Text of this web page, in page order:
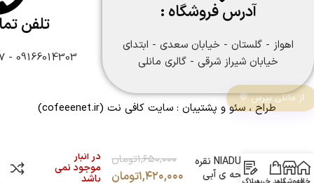
آدرس فروشگاه :
اهواز - گلستان - خیابان سعدی - ابتدای
خیابان شیراز شرقی - گالری مانلی
تلفن
09166014303 - 09166108747
طراح ، سئو و پشتیبان : سایت کافی نت (cofeeenet.ir)
ساعت NIADU نقره
ای صفحه ی آبی
۱,۶۵۰,۰۰۰تومان
۱,۴۲۰,۰۰۰تومان
در انبار
موجود نمی
باشد
از مانلی بپرس 💬